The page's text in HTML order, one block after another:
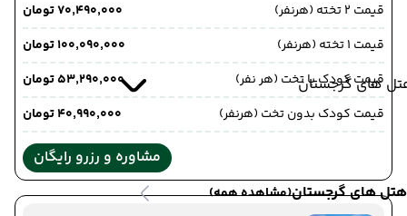
های گرجستان
هتل های گرجستان(مشاهده همه)
قیمت 2 تخته (هرنفر)
۷۰٬۴۹۰٬۰۰۰ تومان
قیمت 1 تخته (هرنفر)
۱۰۰٬۰۹۰٬۰۰۰ تومان
قیمت کودک با تخت (هر نفر)
۵۳٬۲۹۰٬۰۰۰ تومان
قیمت کودک بدون تخت (هرنفر)
۴۰٬۹۹۰٬۰۰۰ تومان
مشاوره و رزرو رایگان